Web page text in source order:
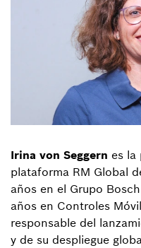
Irina von Seggern es la
plataforma RM Global
años en el Grupo
años en Controles
responsable del
y de su despliegue